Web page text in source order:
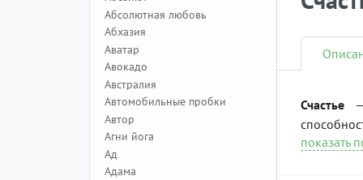
Абсолютная любовь
Абхазия
Аватар
Авокадо
Австралия
Автомобильные пробки
Автор
Агни йога
Ад
Адама
Счастье —
показать